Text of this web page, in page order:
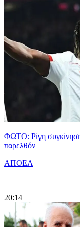
ΦΩΤΟ: Ρίγη
παρελθόν
ΑΠΟΕΛ
|
20:14